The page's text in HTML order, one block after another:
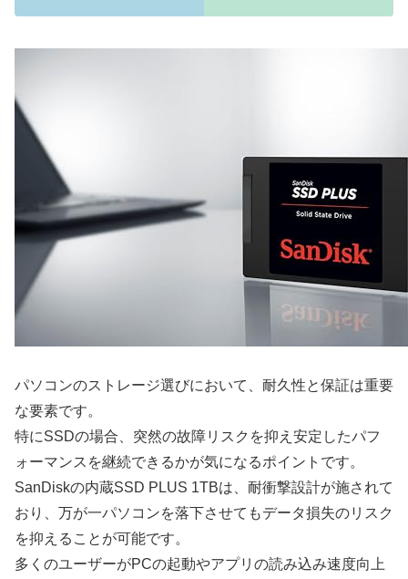
パソコンのストレージ選びにおいて、耐久性と保証は重要
な要素です。
特にSSDの場合、突然の故障リスクを抑え安定したパフ
ォーマンスを継続できるかが気になるポイントです。
SanDiskの内蔵SSD PLUS 1TBは、耐衝撃設計が施されて
おり、万が一パソコンを落下させてもデータ損失のリスク
を抑えることが可能です。
多くのユーザーがPCの起動やアプリの読み込み速度向上